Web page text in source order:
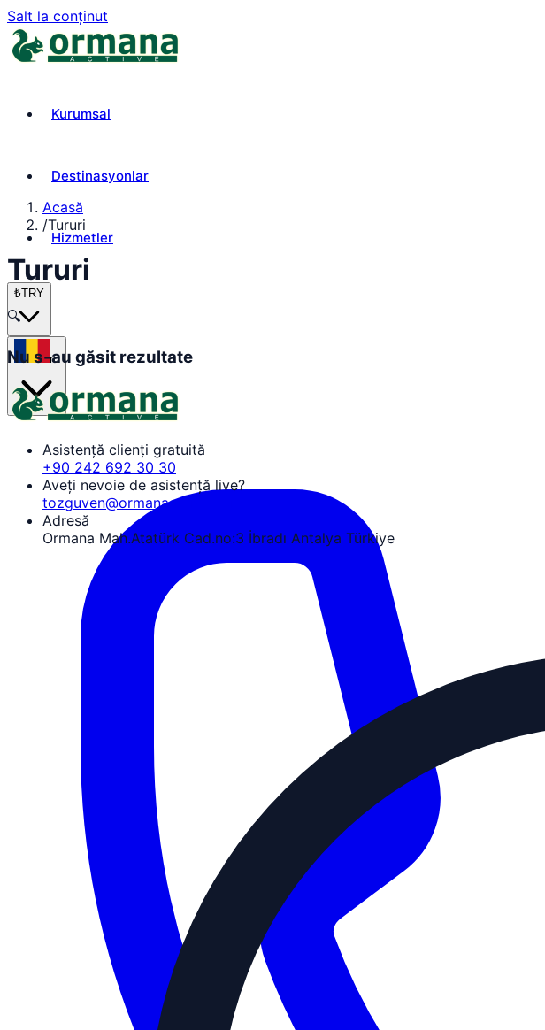
Salt la conținut
Kurumsal
Destinasyonlar
Hizmetler
₺TRY
ro
Acasă
/Tururi
Tururi
🔍
Nu s-au găsit rezultate
Asistență clienți gratuită
+90 242 692 30 30
Aveți nevoie de asistență live?
tozguven@ormanaactive.com
Adresă
Ormana Mah.Atatürk Cad.no:3 İbradı Antalya Türkiye